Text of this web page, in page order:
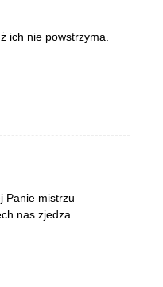
ich nie powstrzyma.
Panie mistrzu
nas zjedza